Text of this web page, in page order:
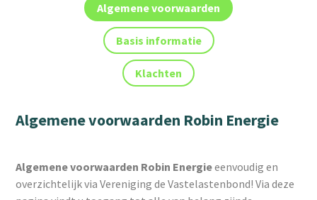
Algemene voorwaarden
Basis informatie
Klachten
Algemene voorwaarden Robin Energie
Algemene voorwaarden Robin Energieeenvoudig en
overzichtelijk via Vereniging de Vastelastenbond! Via deze